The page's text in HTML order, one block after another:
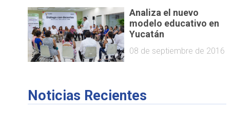
Analiza el nuevo
modelo educativo en
Yucatán
08 de septiembre de 2016
Noticias Recientes